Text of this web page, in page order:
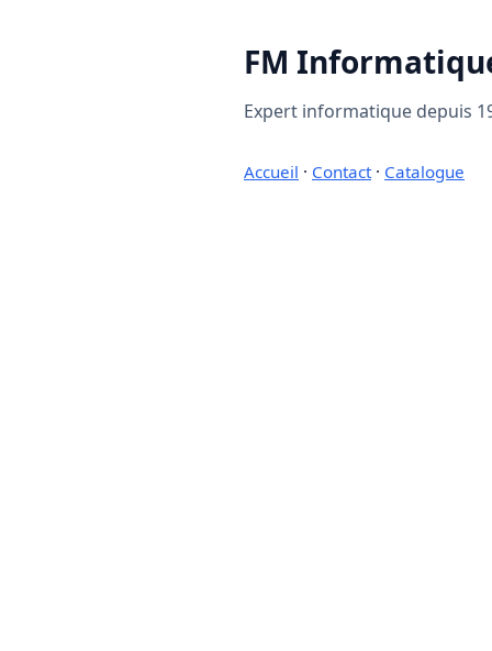
FM
Expert informatique depuis
Accueil · Contact· Catalogue